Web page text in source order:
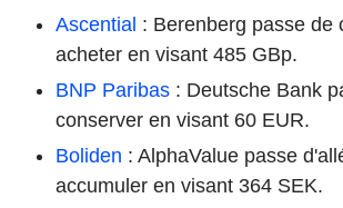
Ascential : Berenberg passe de
acheter en visant 485 GBp.
BNP Paribas : Deutsche Bank
conserver en visant 60 EUR.
Boliden : AlphaValue passe
accumuler en visant 364 SEK.